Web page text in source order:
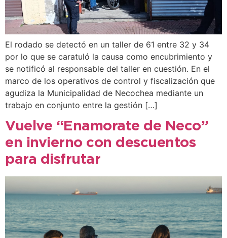
El rodado se detectó en un taller de 61 entre 32 y 34
por lo que se caratuló la causa como encubrimiento y
se notificó al responsable del taller en cuestión. En el
marco de los operativos de control y fiscalización que
agudiza la Municipalidad de Necochea mediante un
trabajo en conjunto entre la gestión […]
Vuelve “Enamorate de Neco”
en invierno con descuentos
para disfrutar